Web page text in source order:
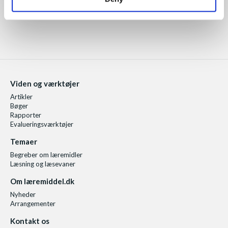
Viden og værktøjer
Artikler
Bøger
Rapporter
Evalueringsværktøjer
Temaer
Begreber om læremidler
Læsning og læsevaner
Om læremiddel.dk
Nyheder
Arrangementer
Kontakt os